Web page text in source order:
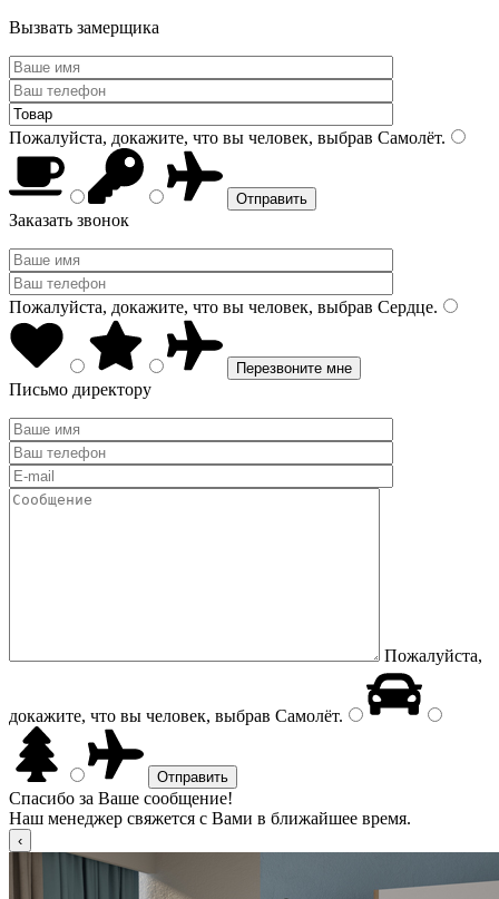
Вызвать замерщика
Пожалуйста, докажите, что вы человек, выбрав Самолёт.
Заказать звонок
Пожалуйста, докажите, что вы человек, выбрав Сердце.
Письмо директору
Пожалуйста,
докажите, что вы человек, выбрав Самолёт.
Спасибо за Ваше сообщение!
Наш менеджер свяжется с Вами в ближайшее время.